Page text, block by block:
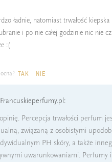
ładnie, natomiast trwałość
i po nie całej godzinie nic nie
:(
TAK NIE
Percepcja trwałości perfum
związaną z osobistymi
PH skóry, a także
uwarunkowaniami. Perfumy